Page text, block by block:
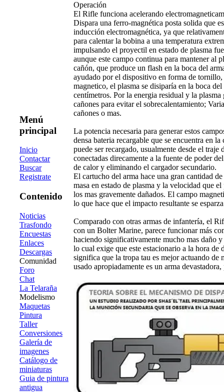
Menú
principal
Inicio
Contactar
Buscar
Registrate
Contenido
Noticias
Trasfondo
Encuestas
Enlaces
Descargas
Comunidad
Foro
Chat
La Telaraña
Modelismo
Maquetas
Pintura
Taller
Conversiones
Galería de
imagenes
Catálogo de
miniaturas
Guia de pintura
antigua
Operación
El Rifle funciona acelerando
Dispara una ferro-magnética posta solida que
inducción electromagnética, ya que
para calentar la bobina a una temperatura
impulsando el proyectil en estado de plasma
aunque este campo continua para mantener al
cañón, que produce un flash en la boca del
ayudado por el dispositivo en forma de
magnetico, el plasma se disiparía en la boca
centímetros. Por la energia residual y la
cañones para evitar el sobrecalentamiento;
cañones o mas.
La potencia necesaria para generar estos
densa bateria recargable que se encuentra en
puede ser recargado, usualmente desde el
conectadas direcamente a la fuente de poder
de calor y eliminando el cargador secundario.
El cartucho del arma hace una gran cantidad
masa en estado de plasma y la velocidad que
los mas gravemente dañados. El campo
lo que hace que el impacto resultante se
Comparado con otras armas de infantería, el
con un Bolter Marine, parece funcionar más
haciendo significativamente mucho mas daño
lo cual exige que este estacionario a la hora
significa que la tropa tau es mejor actuando de
usado apropiadamente es un arma